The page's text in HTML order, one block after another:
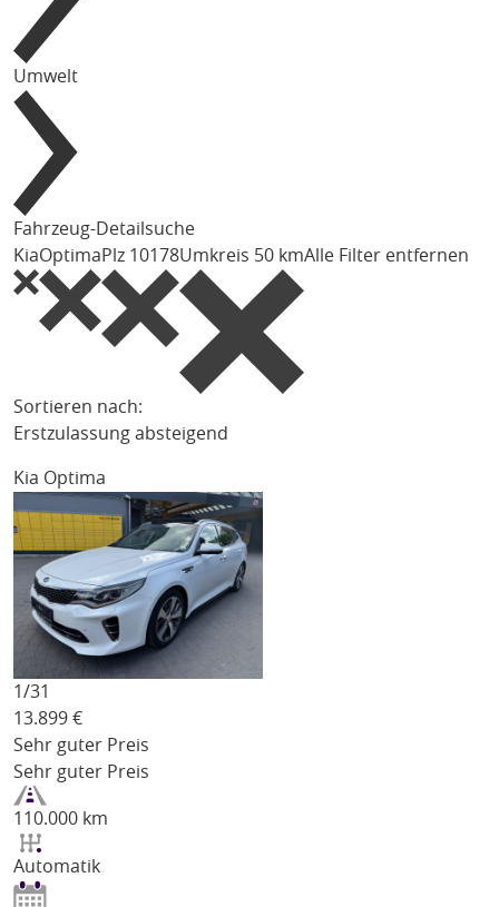
Umwelt
Fahrzeug-Detailsuche
KiaOptimaPlz 10178Umkreis 50 kmAlle Filter entfernen
Sortieren nach:
Erstzulassung absteigend
Kia Optima
1/31
13.899 €
Sehr guter Preis
Sehr guter Preis
110.000 km
Automatik